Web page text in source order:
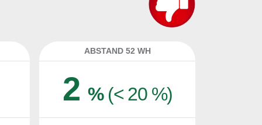
ABSTAND 52 WH
2% (< 20 %)